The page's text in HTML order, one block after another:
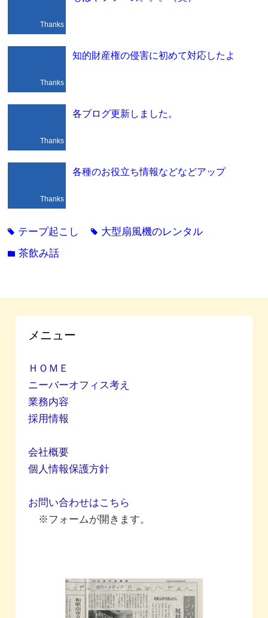
Thanks
Thanks
知的財産権の侵害に初めて対応したよ
Thanks
各ブログ更新しました。
Thanks
各種のお役立ち情報などなどアップ
tag テープ起こし tag 大型扇風機のレンタル
folder茶飲み話
メニュー
ＨＯＭＥ
ニーバーオフィス考え
業務内容
採用情報
会社概要
個人情報保護方針
お問い合わせはこちら
※フォームが開きます。